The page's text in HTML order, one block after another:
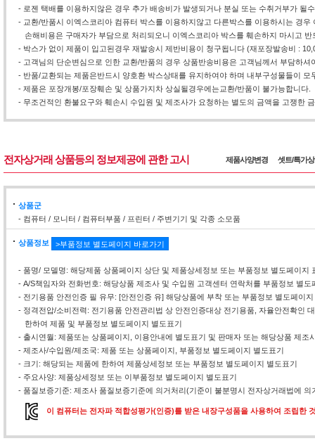
- 로젠 택배를 이용하지않은 경우 추가 배송비가 발생되거나 분실 또는 수취거부가 될
- 교환/반품시 이엑스코리아 컴퓨터 박스를 이용하지않고 다른박스를 이용하시는 경
손해비용은 구매자가 부담으로 처리되오니 이엑스코리아 박스를 훼손하지 마시고
- 박스가 없이 제품이 입고된경우 재발송시 제반비용이 청구됩니다 (재포장발송비 :
- 고객님의 단순변심으로 인한 교환/반품의 경우 상품반송비용은 고객님께서 부담하
- 반품/교환되는 제품은반드시 양호환 박스상태를 유지하여야 하며 내부구성물들이 모
- 제품은 포장개봉/포장훼손 및 상품가지차 상실될경우에는교환/반품이 불가능합니다.
- 무조건적인 환불요구와 훼손시 수입원 및 제조사가 요청하는 별도의 금액을 고쟁한
전자상거래 상품등의 정보제공에 관한 고시 제품사양변경 셋트/특가
상품군
- 컴퓨터 / 모니터 / 컴퓨터부품 / 프린터 / 주변기기 및 각종 소모품
상품정보 >부품정보 별도페이지 바로가기
- 품명/ 모델명: 해당제품 상품페이지 상단 및 제품상세정보 또는 부품정보 별도페이지
- A/S책임자와 전화번호: 해당상품 제조사 및 수입원 고객센터 연락처를 부품정보 별도
- 전기용품 안전인증 필 유무: [안전인증 유] 해당상품에 부착 또는 부품정보 별도페이지
- 정격전압/소비전력: 전기용품 안전관리법 상 안전인증대상 전기용품, 자율안전확인
한하여 제품 및 부품정보 별도페이지 별도표기
- 출시연월: 제품또는 상품페이지, 이용안내에 별도표기 및 판매자 또는 해당상품 제조
- 제조사/수입원/제조국: 제품 또는 상품페이지, 부품정보 별도페이지 별도표기
- 크기: 해당되는 제품에 한하여 제품상세정보 또는 부품정보 별도페이지 별도표기
- 주요사양: 제품상세정보 또는 이부품정보 별도페이지 별도표기
- 품질보증기준: 제조사 품질보증기준에 의거처리(기준이 불분명시 전자상거래법에 의
이 컴퓨터는 전자파 적합성평가(인증)를 받은 내장구성품을 사용하여 조립한